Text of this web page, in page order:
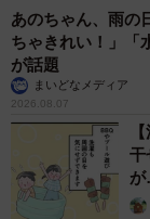
あのちゃん、雨の
ちゃきれい！」
が話題
まいどなメディア
2026.08.07
干
が